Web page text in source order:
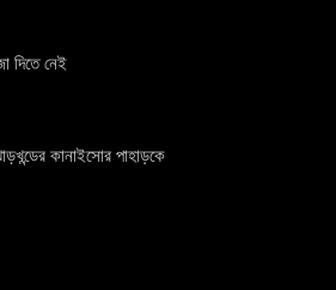
দিতে নেই
কানাইসোর পাহাড়কে